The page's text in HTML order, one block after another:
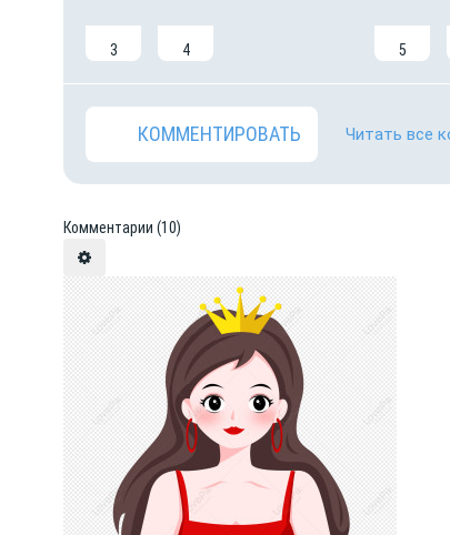
3 4 5
КОММЕНТИРОВАТЬ Читать все
Комментарии (10)